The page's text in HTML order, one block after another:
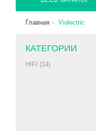
Главная Violectric
КАТЕГОРИИ
HIFI (14)